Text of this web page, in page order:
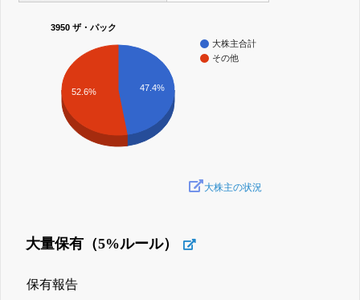
3950 ザ・パック
大株主合計
その他
47.4%
52.6%
大株主の状況
大量保有（5%ルール）
保有報告